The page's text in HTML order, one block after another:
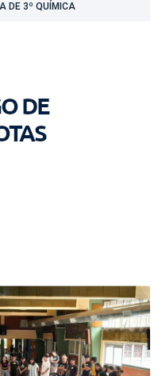
DE 3º QUÍMICA